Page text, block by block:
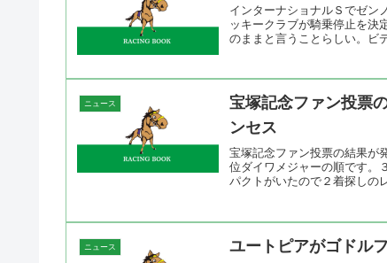
インターナショナルＳでゼン
ッキークラブが騎乗停止を決
のままと言うことらしい。ビ
ニュース
宝塚記念ファン投票
ンセス
宝塚記念ファン投票の結果が
位ダイワメジャーの順です。
パクトがいたので２着探しの
ニュース ユートピアがゴドル